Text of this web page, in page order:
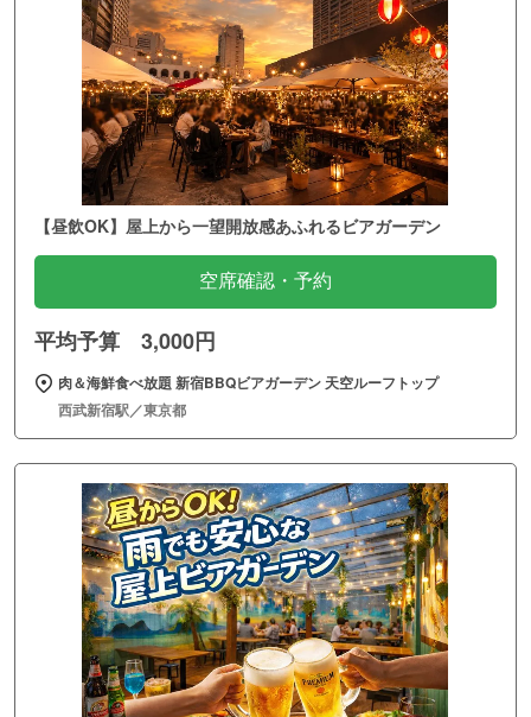
【昼飲OK】屋上から一望開放感あふれるビアガーデン
空席確認・予約
平均予算 3,000円
肉＆海鮮食べ放題 新宿BBQビアガーデン 天空ルーフトップ
西武新宿駅／東京都